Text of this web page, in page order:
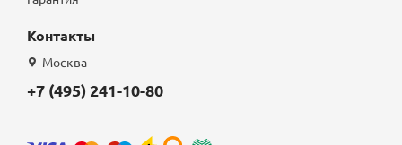
Контакты
Москва
+7 (495) 241-10-80